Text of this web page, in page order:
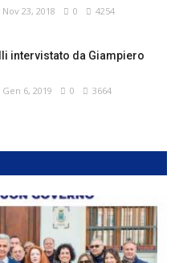
Nov 23, 2018 0 4254
intervistato da Giampiero
Gen 6, 2019 0 3664